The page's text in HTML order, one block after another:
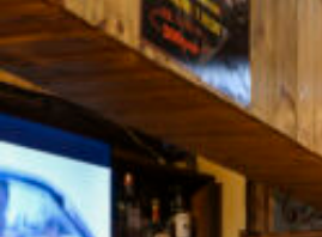
おすすめの映画
誠光社で選びました。
おすすめの本
紹介します。
おすすめのイベント